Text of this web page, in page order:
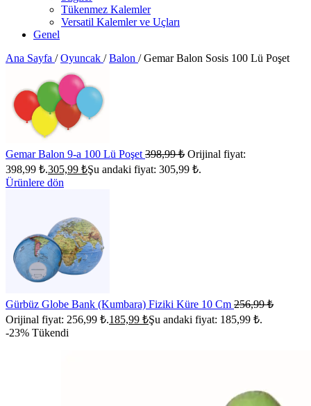
Tükenmez Kalemler
Versatil Kalemler ve Uçları
Genel
Ana Sayfa / Oyuncak / Balon / Gemar Balon Sosis 100 Lü Poşet
Gemar Balon 9-a 100 Lü Poşet 398,99₺ Orijinal fiyat:
398,99 ₺.305,99 ₺Şu andaki fiyat: 305,99 ₺.
Ürünlere dön
Gürbüz Globe Bank (Kumbara) Fiziki Küre 10 Cm 256,99₺
Orijinal fiyat: 256,99 ₺.185,99 ₺Şu andaki fiyat: 185,99 ₺.
-23% Tükendi